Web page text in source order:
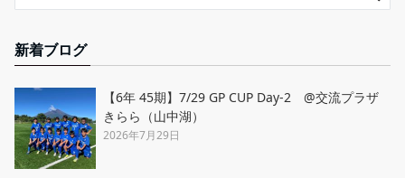
新着ブログ
【6年 45期】7/29 GP CUP Day-2 @交流プラザ
きらら（山中湖）
2026年7月29日